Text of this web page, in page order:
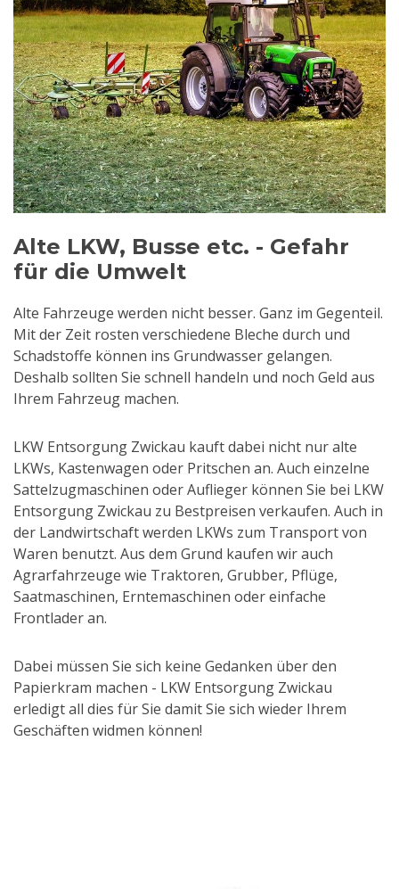
Alte LKW, Busse etc. - Gefahr
für die Umwelt
Alte Fahrzeuge werden nicht besser. Ganz im Gegenteil.
Mit der Zeit rosten verschiedene Bleche durch und
Schadstoffe können ins Grundwasser gelangen.
Deshalb sollten Sie schnell handeln und noch Geld aus
Ihrem Fahrzeug machen.
LKW Entsorgung Zwickau kauft dabei nicht nur alte
LKWs, Kastenwagen oder Pritschen an. Auch einzelne
Sattelzugmaschinen oder Auflieger können Sie bei LKW
Entsorgung Zwickau zu Bestpreisen verkaufen. Auch in
der Landwirtschaft werden LKWs zum Transport von
Waren benutzt. Aus dem Grund kaufen wir auch
Agrarfahrzeuge wie Traktoren, Grubber, Pflüge,
Saatmaschinen, Erntemaschinen oder einfache
Frontlader an.
Dabei müssen Sie sich keine Gedanken über den
Papierkram machen - LKW Entsorgung Zwickau
erledigt all dies für Sie damit Sie sich wieder Ihrem
Geschäften widmen können!